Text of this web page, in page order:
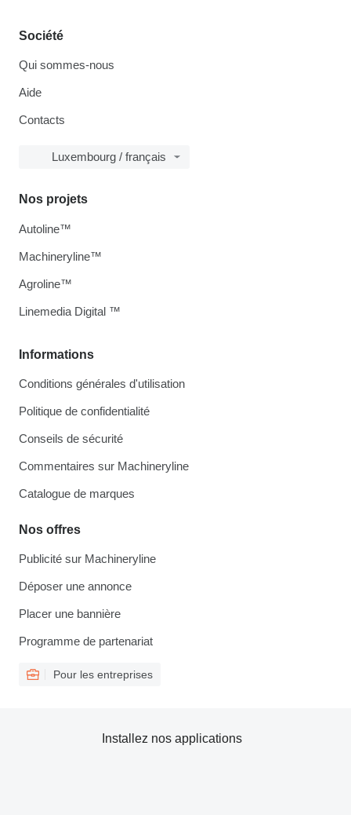
Société
Qui sommes-nous
Aide
Contacts
Luxembourg / français
Informations
Conditions générales d'utilisation
Politique de confidentialité
Conseils de sécurité
Commentaires sur Machineryline
Catalogue de marques
Nos offres
Publicité sur Machineryline
Déposer une annonce
Placer une bannière
Programme de partenariat
Pour les entreprises
Nos projets
Autoline™
Machineryline™
Agroline™
Linemedia Digital ™
Installez nos applications